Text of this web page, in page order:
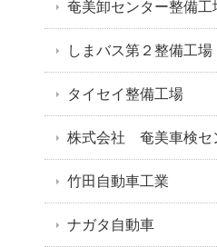
奄美卸センター整備工
しまバス第２整備工場
タイセイ整備工場
株式会社 奄美車検セ
竹田自動車工業
ナガタ自動車